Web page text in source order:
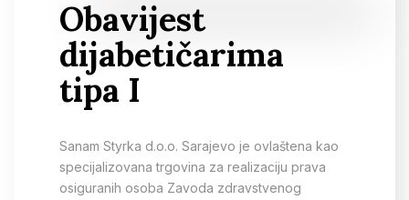
Obavijest
dijabetičarima
tipa I
Sanam Styrka d.o.o. Sarajevo je ovlaštena kao
specijalizovana trgovina za realizaciju prava
osiguranih osoba Zavoda zdravstvenog